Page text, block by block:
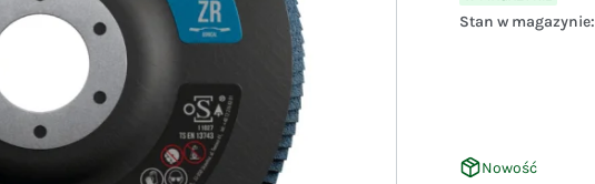
Stan w magazynie:
Nowość